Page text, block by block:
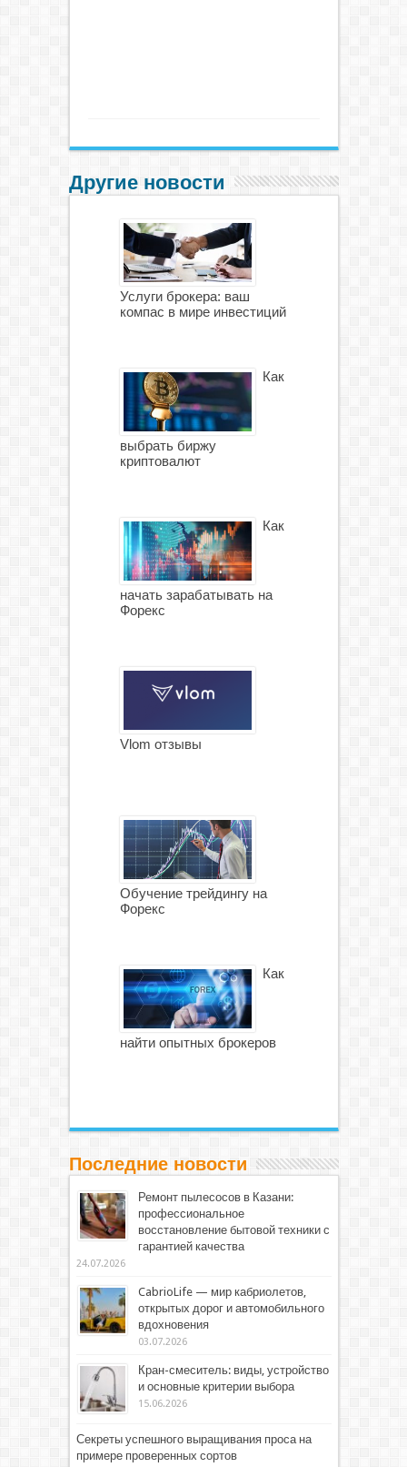
Другие новости
Услуги брокера: ваш
компас в мире инвестиций
Как
выбрать биржу
криптовалют
Как
начать зарабатывать на
Форекс
Vlom отзывы
Обучение трейдингу на
Форекс
Как
найти опытных брокеров
Последние новости
Ремонт пылесосов в Казани:
профессиональное
восстановление бытовой техники с
гарантией качества
24.07.2026
CabrioLife — мир кабриолетов,
открытых дорог и автомобильного
вдохновения
03.07.2026
Кран-смеситель: виды, устройство
и основные критерии выбора
15.06.2026
Секреты успешного выращивания проса на
примере проверенных сортов